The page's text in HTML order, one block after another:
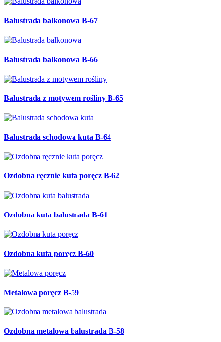
Balustrada balkonowa B-67
Balustrada balkonowa B-66
Balustrada z motywem rośliny B-65
Balustrada schodowa kuta B-64
Ozdobna ręcznie kuta poręcz B-62
Ozdobna kuta balustrada B-61
Ozdobna kuta poręcz B-60
Metalowa poręcz B-59
Ozdobna metalowa balustrada B-58